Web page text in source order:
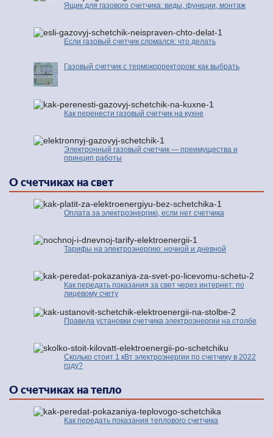
Ящик для газового счетчика: виды, функции, монтаж
Если газовый счетчик сломался: что делать
Газовый счетчик с термокорректором: как выбрать
Как перенести газовый счетчик на кухне
Электронный газовый счетчик — преимущества и
принцип работы
О счетчиках на свет
Оплата за электроэнергию, если нет счетчика
Тарифы на электроэнергию: ночной и дневной
Как передать показания за свет через интернет: по
лицевому счету
Правила установки счетчика электроэнергии на столбе
Сколько стоит 1 кВт электроэнергии по счетчику в 2022
году?
О счетчиках на тепло
Как передать показания теплового счетчика